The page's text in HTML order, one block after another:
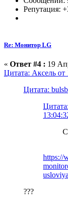
Репутация:
Re: Монитор LG
« Ответ #4 : 19
Цитата: Аксель
Цитата:
С
https://
???